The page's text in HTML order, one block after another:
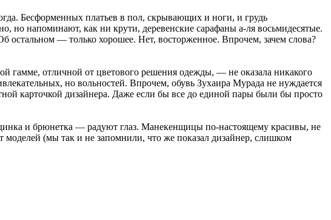
Бесформенных платьев в пол, скрывающих и ноги, и грудь
напоминают, как ни крути, деревенские сарафаны а-ля восьмидесятые.
остальном — только хорошее. Нет, восторженное. Впрочем, зачем слова?
гамме, отличной от цветового решения одежды, — не оказала никакого
но вольностей. Впрочем, обувь Зухаира Мурада не нуждается
карточкой дизайнера. Даже если бы все до единой пары были бы просто
и брюнетка — радуют глаз. Манекенщицы по-настоящему красивы, не
(мы так и не запомнили, что же показал дизайнер, слишком